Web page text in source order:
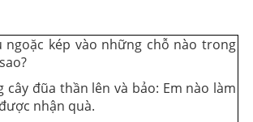
ngoặc kép vào những chỗ nào trong
cây đũa thần lên và bảo: Em nào làm
nhận quà.